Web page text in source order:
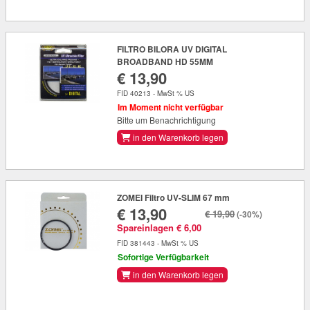
FILTRO BILORA UV DIGITAL
BROADBAND HD 55MM
€ 13,90
FID 40213 - MwSt % US
Im Moment nicht verfügbar
Bitte um Benachrichtigung
in den Warenkorb legen
ZOMEI Filtro UV-SLIM 67 mm
€ 13,90
Spareinlagen € 6,00
€ 19,90(-30%)
FID 381443 - MwSt % US
Sofortige Verfügbarkeit
in den Warenkorb legen